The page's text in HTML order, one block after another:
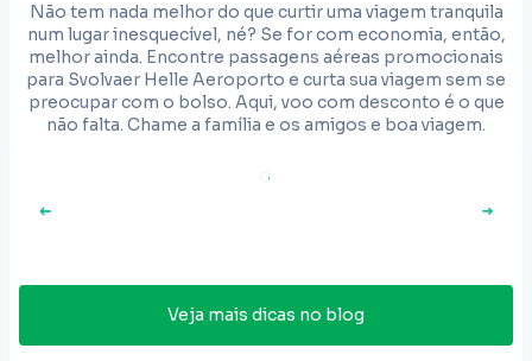
Não tem nada melhor do que curtir uma viagem tranquila
num lugar inesquecível, né? Se for com economia, então,
melhor ainda. Encontre passagens aéreas promocionais
para Svolvaer Helle Aeroporto e curta sua viagem sem se
preocupar com o bolso. Aqui, voo com desconto é o que
não falta. Chame a família e os amigos e boa viagem.
Veja mais dicas no blog